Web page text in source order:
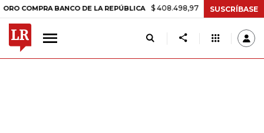
BANCO DE LA REPÚBLICA $ 408.498,97 +$ 8.753,81 +2,19%
SUSCRÍBASE